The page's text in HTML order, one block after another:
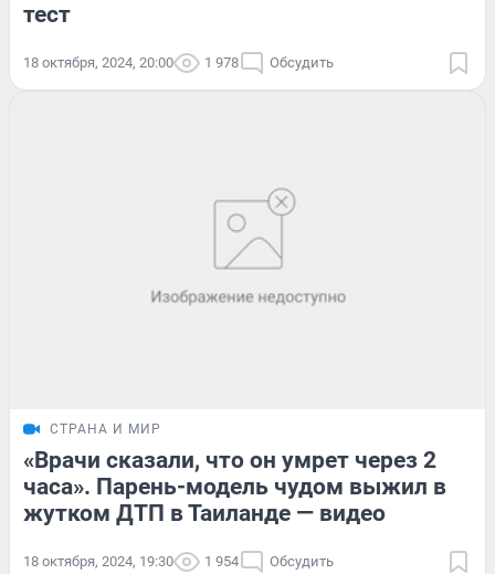
тест
18 октября, 2024, 20:00 1 978 Обсудить
СТРАНА И МИР
«Врачи сказали, что он умрет через 2
часа». Парень-модель чудом выжил в
жутком ДТП в Таиланде — видео
18 октября, 2024, 19:30 1 954 Обсудить